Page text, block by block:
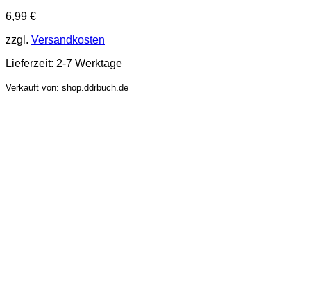
6,99 €
zzgl. Versandkosten
Lieferzeit: 2-7 Werktage
Verkauft von: shop.ddrbuch.de